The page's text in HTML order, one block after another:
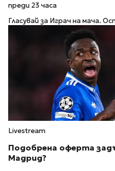
преди 23 часа
Гласувай за Играч на мача.
Livestream
Подобрена оферта
Мадрид?